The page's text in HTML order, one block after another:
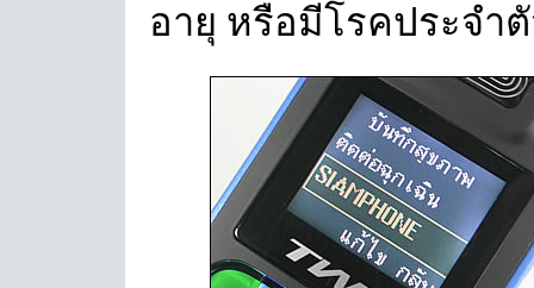
อายุ หรือมีโรคประจำ